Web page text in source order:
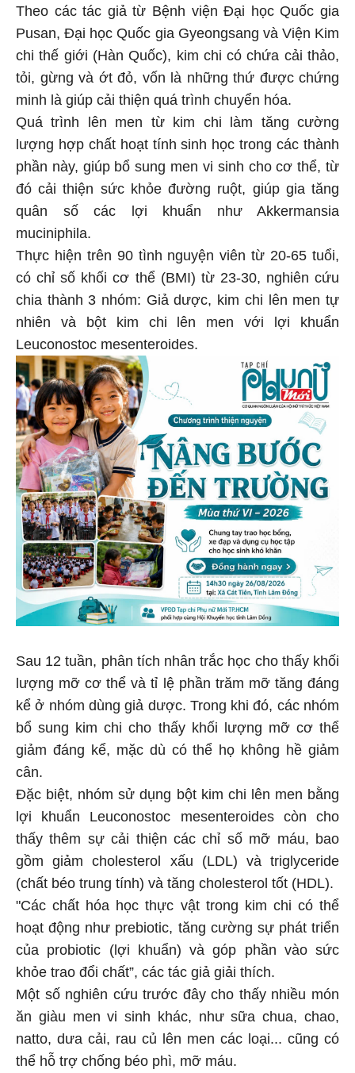
Theo các tác giả từ Bệnh viện Đại học Quốc gia
Pusan, Đại học Quốc gia Gyeongsang và Viện Kim
chi thế giới (Hàn Quốc), kim chi có chứa cải thảo,
tỏi, gừng và ớt đỏ, vốn là những thứ được chứng
minh là giúp cải thiện quá trình chuyển hóa.
Quá trình lên men từ kim chi làm tăng cường
lượng hợp chất hoạt tính sinh học trong các thành
phần này, giúp bổ sung men vi sinh cho cơ thể, từ
đó cải thiện sức khỏe đường ruột, giúp gia tăng
quân số các lợi khuẩn như Akkermansia
muciniphila.
Thực hiện trên 90 tình nguyện viên từ 20-65 tuổi,
có chỉ số khối cơ thể (BMI) từ 23-30, nghiên cứu
chia thành 3 nhóm: Giả dược, kim chi lên men tự
nhiên và bột kim chi lên men với lợi khuẩn
Leuconostoc mesenteroides.
Sau 12 tuần, phân tích nhân trắc học cho thấy khối
lượng mỡ cơ thể và tỉ lệ phần trăm mỡ tăng đáng
kể ở nhóm dùng giả dược. Trong khi đó, các nhóm
bổ sung kim chi cho thấy khối lượng mỡ cơ thể
giảm đáng kể, mặc dù có thể họ không hề giảm
cân.
Đặc biệt, nhóm sử dụng bột kim chi lên men bằng
lợi khuẩn Leuconostoc mesenteroides còn cho
thấy thêm sự cải thiện các chỉ số mỡ máu, bao
gồm giảm cholesterol xấu (LDL) và triglyceride
(chất béo trung tính) và tăng cholesterol tốt (HDL).
"Các chất hóa học thực vật trong kim chi có thể
hoạt động như prebiotic, tăng cường sự phát triển
của probiotic (lợi khuẩn) và góp phần vào sức
khỏe trao đổi chất”, các tác giả giải thích.
Một số nghiên cứu trước đây cho thấy nhiều món
ăn giàu men vi sinh khác, như sữa chua, chao,
natto, dưa cải, rau củ lên men các loại... cũng có
thể hỗ trợ chống béo phì, mỡ máu.